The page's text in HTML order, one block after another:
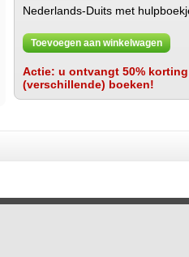
Nederlands-Duits met
Toevoegen aan winkelwagen
Actie: u ontvangt 50%
(verschillende) boeken!